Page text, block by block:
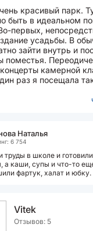
красивый парк.
быть в идеальном
первых,
усадьбы. В
зайти внутрь и
поместья.
камерной
раз я посещала
Наталья
6 754
труды в школе и
а каши, супы и что-то
фартук, халат и юбку.
Vitek
Отзывов: 5